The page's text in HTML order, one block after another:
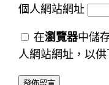
個人網站網址
在瀏覽器中儲
人網站網址，以